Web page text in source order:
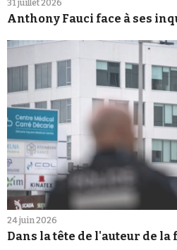
31 juillet 2026
Anthony Fauci face à ses
24 juin 2026
Dans la tête de l'auteur de